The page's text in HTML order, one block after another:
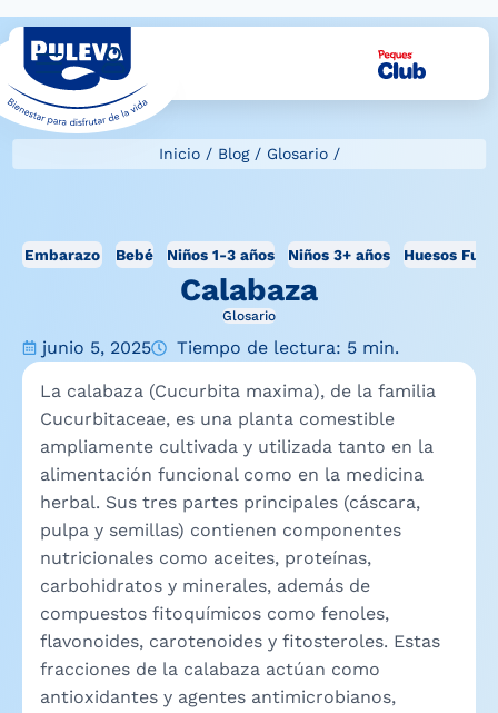
Inicio/ Blog/ Glosario/
Embarazo Bebé Niños 1-3 años Niños 3+ años Huesos
Calabaza
Glosario
junio 5, 2025 Tiempo de lectura: 5 min.
La calabaza (Cucurbita maxima), de la familia
Cucurbitaceae, es una planta comestible
ampliamente cultivada y utilizada tanto en la
alimentación funcional como en la medicina
herbal. Sus tres partes principales (cáscara,
pulpa y semillas) contienen componentes
nutricionales como aceites, proteínas,
carbohidratos y minerales, además de
compuestos fitoquímicos como fenoles,
flavonoides, carotenoides y fitosteroles. Estas
fracciones de la calabaza actúan como
antioxidantes y agentes antimicrobianos,